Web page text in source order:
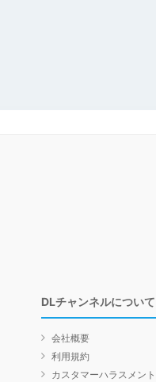
DLチャンネルについて
会社概要
利用規約
カスタマーハラスメン